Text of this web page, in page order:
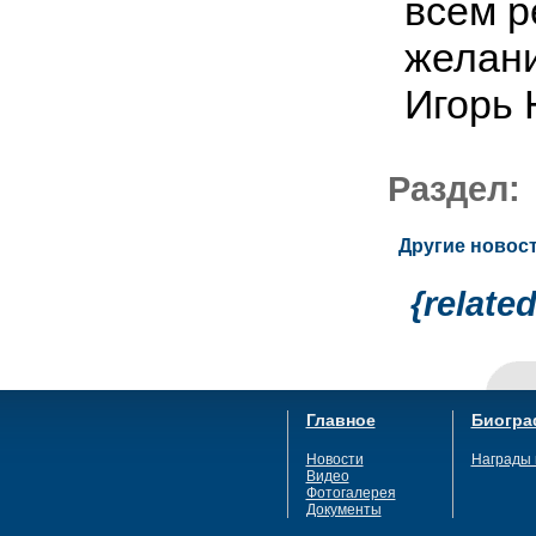
всем
Игорь
Другие
Главное
Новости
Видео
Фотогалерея
Документы
Награды